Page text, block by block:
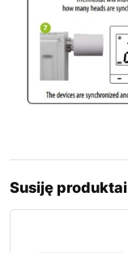
Susiję produktai